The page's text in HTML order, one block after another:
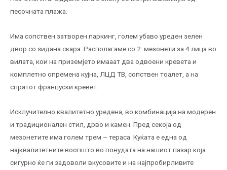
песочната плажа.
Има сопствен затворен паркинг, голем убаво уреден зелен
двор со ѕидана скара. Располагаме со 2 мезонети за 4 лица во
вилата, кои на приземјето имааат два одвоени кревета и
комплетно опремена кујна, ЛЦД ТВ, сопствен тоалет, а на
спратот француски кревет.
Исклучително квалитетно уредена, во комбинација на модерен
и традиционален стил, дрво и камен. Пред секоја од
мезонетите има голем трем – тераса. Куќата е една од
најквалитетните воопшто во понудата на нашиот пазар која
сигурно ќе ги задоволи вкусовите и на најпробирливите